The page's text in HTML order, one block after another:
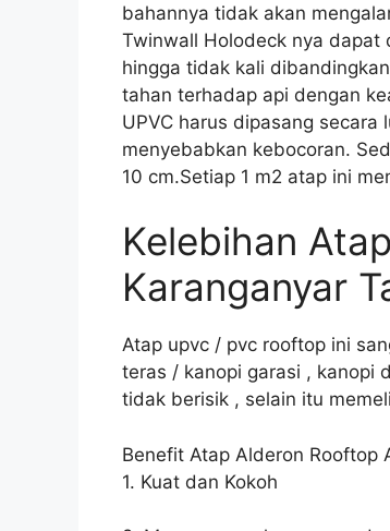
bahannya tidak akan
Twinwall Holodeck nya dapat
hingga tidak kali
tahan terhadap api dengan
UPVC harus dipasang
menyebabkan kebocoran.
10 cm.Setiap 1 m2 atap ini
Kelebihan
Karanganyar
Atap upvc / pvc rooftop ini
teras / kanopi garasi , kanopi
tidak berisik , selain itu
Benefit Atap Alderon Rooftop
1. Kuat dan Kokoh